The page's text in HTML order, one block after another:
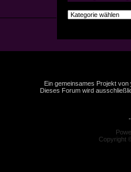
Ein gemeinsames Projekt von
Dieses Forum wird
Copyright